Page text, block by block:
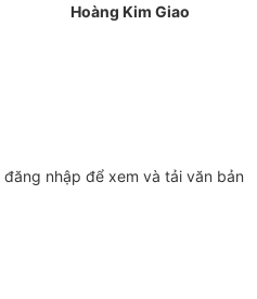
Hoàng Kim Giao
đăng nhập để xem và tải văn bản